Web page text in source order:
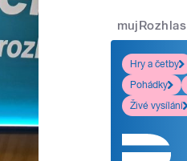
mujRozhlas
Hry a četby
Pohádky
Živé vysílání